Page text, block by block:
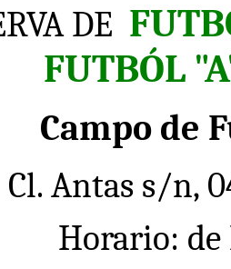
DE
FUTBÓL
Campo de
Cl. Antas s/n,
Horario: de